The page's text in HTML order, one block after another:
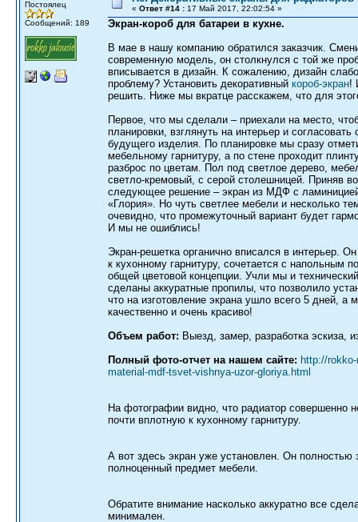
Постоялец
Сообщений: 189
« Ответ #14 : 17 Май 2017, 22:02:54 »
Экран-короб для батареи в кухне.
В мае в нашу компанию обратился заказчик.
современную модель, он столкнулся с той же
вписывается в дизайн. К сожалению, дизайн
проблему? Установить декоративный короб-экран!
решить. Ниже мы вкратце расскажем, что для
Первое, что мы сделали – приехали на место,
планировки, взглянуть на интерьер и
будущего изделия. По планировке мы сразу
мебельному гарнитуру, а по стене проходит
разброс по цветам. Пол под светлое дерево,
светло-кремовый, с серой столешницей. Приняв
следующее решение – экран из МДФ с
«Глория». Но чуть светлее мебели и несколько
очевидно, что промежуточный вариант будет
И мы не ошиблись!
Экран-решетка органично вписался в интерьер.
к кухонному гарнитуру, сочетается с напольным
общей цветовой концепции. Учли мы и
сделаны аккуратные пропилы, что позволило
что на изготовление экрана ушло всего 5 дней, а
качественно и очень красиво!
Объем работ: Выезд, замер, разработка эскиза,
Полный фото-отчет на нашем сайте: http://
material-mdf-tsvet-vishnya-uzor-gloriya.html
На фотографии видно, что радиатор совершенно
почти вплотную к кухонному гарнитуру.
А вот здесь экран уже установлен. Он полностью
полноценный предмет мебели.
Обратите внимание насколько аккуратно все
минимален.